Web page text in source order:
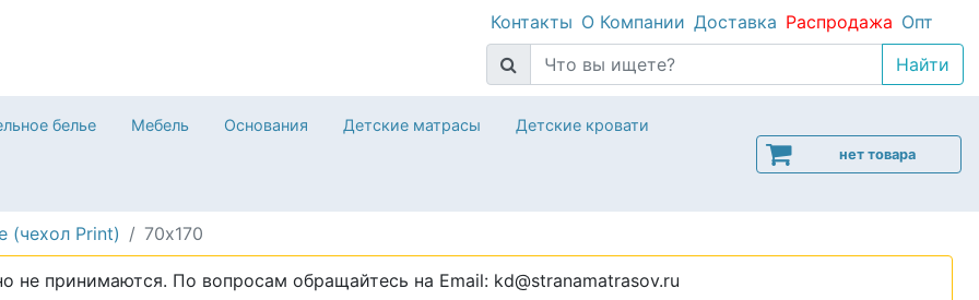
Контакты О Компании Доставка Распродажа Опт
белье Мебель Основания Детские матрасы Детские кровати
нет товара
(чехол Print) 70х170
не принимаются. По вопросам обращайтесь на Email: kd@stranamatrasov.ru